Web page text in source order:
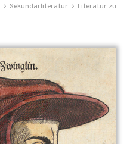
Sekundärliteratur
Literatur zu